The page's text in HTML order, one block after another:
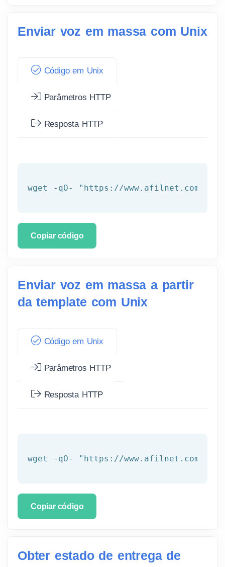
Enviar voz em massa com Unix
Código em Unix
Parâmetros HTTP
Resposta HTTP
wget -qO- "https://www.afilnet.com/api/http/
Copiar código
Enviar voz em massa a partir
da template com Unix
Código em Unix
Parâmetros HTTP
Resposta HTTP
wget -qO- "https://www.afilnet.com/api/http/
Copiar código
Obter estado de entrega de